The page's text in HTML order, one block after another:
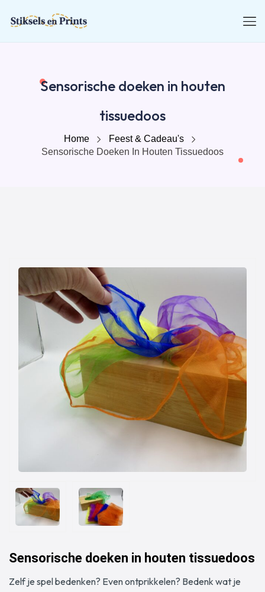
Sensorische doeken in houten
tissuedoos
Home
Feest & Cadeau's
Sensorische Doeken In Houten Tissuedoos
Sensorische doeken in houten tissuedoos
Zelf je spel bedenken? Even ontprikkelen? Bedenk wat je